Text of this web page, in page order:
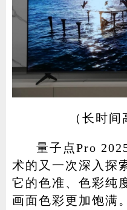
（长时间
量子点Pro
术的又一次深入探
它的色准、色彩纯
画面色彩更加饱满